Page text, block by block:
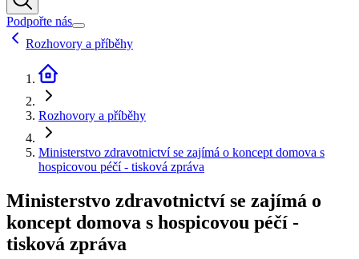
Podpořte nás
Rozhovory a příběhy
Rozhovory a příběhy
Ministerstvo zdravotnictví se zajímá o koncept domova s
hospicovou péčí - tisková zpráva
Ministerstvo zdravotnictví se zajímá o
koncept domova s hospicovou péčí -
tisková zpráva